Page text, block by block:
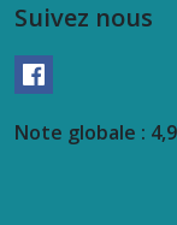
Suivez nous
Note globale :